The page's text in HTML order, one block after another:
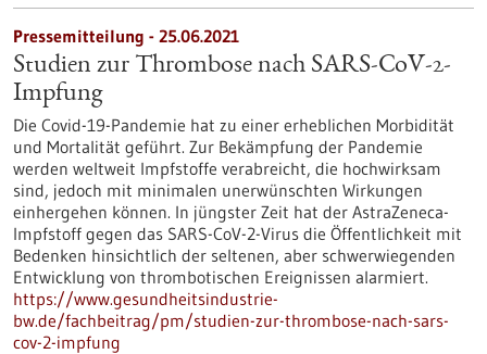
Pressemitteilung - 25.06.2021
Studien zur Thrombose nach SARS-CoV-2-
Impfung
Die Covid-19-Pandemie hat zu einer erheblichen Morbidität
und Mortalität geführt. Zur Bekämpfung der Pandemie
werden weltweit Impfstoffe verabreicht, die hochwirksam
sind, jedoch mit minimalen unerwünschten Wirkungen
einhergehen können. In jüngster Zeit hat der AstraZeneca-
Impfstoff gegen das SARS-CoV-2-Virus die Öffentlichkeit mit
Bedenken hinsichtlich der seltenen, aber schwerwiegenden
Entwicklung von thrombotischen Ereignissen alarmiert.
https://www.gesundheitsindustrie-
bw.de/fachbeitrag/pm/studien-zur-thrombose-nach-sars-
cov-2-impfung